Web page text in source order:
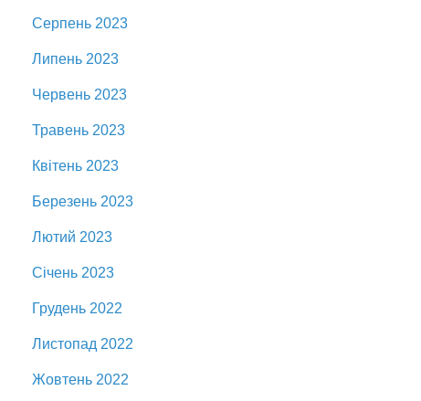
Серпень 2023
Липень 2023
Червень 2023
Травень 2023
Квітень 2023
Березень 2023
Лютий 2023
Січень 2023
Грудень 2022
Листопад 2022
Жовтень 2022